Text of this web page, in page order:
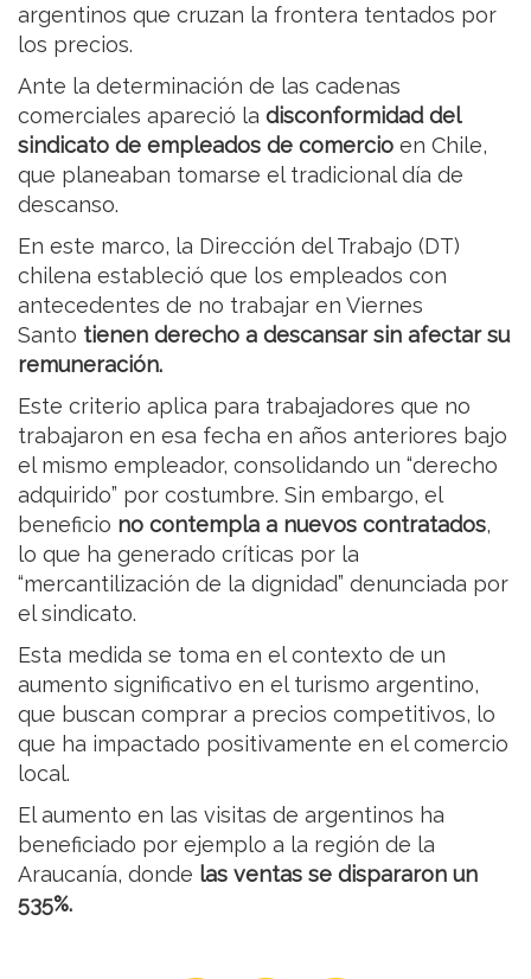
argentinos que cruzan la frontera tentados por
los precios.
Ante la determinación de las cadenas
comerciales apareció la disconformidad del
sindicato de empleados de comercio en Chile,
que planeaban tomarse el tradicional día de
descanso.
En este marco, la Dirección del Trabajo (DT)
chilena estableció que los empleados con
antecedentes de no trabajar en Viernes
Santo tienen derecho a descansar sin afectar su
remuneración.
Este criterio aplica para trabajadores que no
trabajaron en esa fecha en años anteriores bajo
el mismo empleador, consolidando un “derecho
adquirido” por costumbre. Sin embargo, el
beneficio no contempla a nuevos contratados,
lo que ha generado críticas por la
“mercantilización de la dignidad” denunciada por
el sindicato.
Esta medida se toma en el contexto de un
aumento significativo en el turismo argentino,
que buscan comprar a precios competitivos, lo
que ha impactado positivamente en el comercio
local.
El aumento en las visitas de argentinos ha
beneficiado por ejemplo a la región de la
Araucanía, donde las ventas se dispararon un
535%.